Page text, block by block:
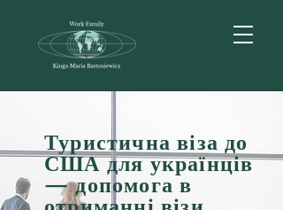
Туристична віза до
США для українців
— допомога в